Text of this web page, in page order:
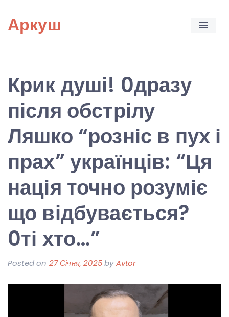
content
Аркуш
Крик душі! 0дразу
після обстрілу
Ляшко “розніс в пух і
прах” українців: “Ця
нація точно розуміє
що відбувається?
0ті хто…”
Posted on 27 Січня, 2025byAvtor